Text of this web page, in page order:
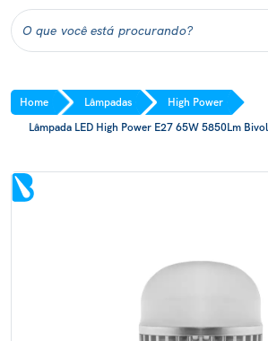
Home Lâmpadas
High Power
Lâmpada LED High Power E27 65W 5850Lm